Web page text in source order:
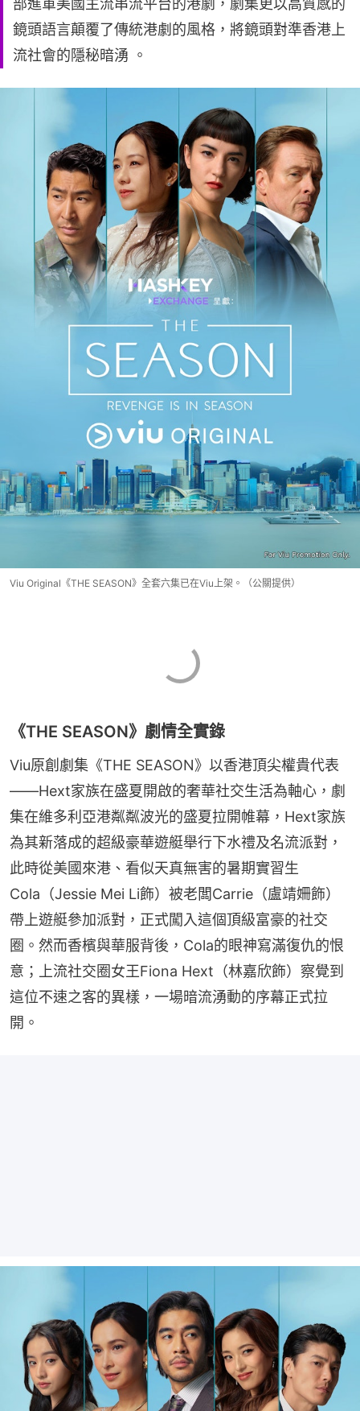
鏡頭語言顛覆了傳統港劇的風格，將鏡頭對準香港上
流社會的隱秘暗湧 。
Viu Original《THE SEASON》全套六集已在Viu上架。（公關提供）
《THE SEASON》劇情全實錄
Viu原創劇集《THE SEASON》以香港頂尖權貴代表
——Hext家族在盛夏開啟的奢華社交生活為軸心，劇
集在維多利亞港粼粼波光的盛夏拉開帷幕，Hext家族
為其新落成的超級豪華遊艇舉行下水禮及名流派對，
此時從美國來港、看似天真無害的暑期實習生
Cola（Jessie Mei Li飾）被老闆Carrie（盧靖姍飾）
帶上遊艇參加派對，正式闖入這個頂級富豪的社交
圈。然而香檳與華服背後，Cola的眼神寫滿復仇的恨
意；上流社交圈女王Fiona Hext（林嘉欣飾）察覺到
這位不速之客的異樣，一場暗流湧動的序幕正式拉
開。